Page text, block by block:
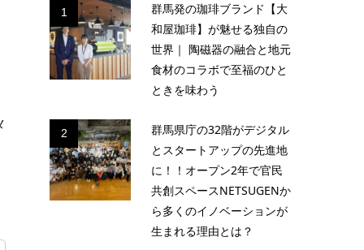
1
群馬発の珈琲ブランド【大
和屋珈琲】が魅せる独自の
世界｜ 陶磁器の融合と地元
食材のコラボで至福のひと
ときを味わう
2
群馬県庁の32階がデジタル
とスタートアップの先進地
に！！オープン2年で官民
共創スペースNETSUGENか
ら多くのイノベーションが
生まれる理由とは？